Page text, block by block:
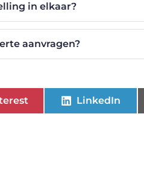
in elkaar?
aanvragen?
LinkedIn